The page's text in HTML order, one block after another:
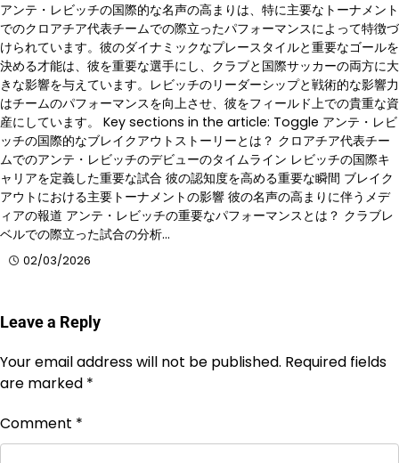
アンテ・レビッチの国際的な名声の高まりは、特に主要なトーナメント
でのクロアチア代表チームでの際立ったパフォーマンスによって特徴づ
けられています。彼のダイナミックなプレースタイルと重要なゴールを
決める才能は、彼を重要な選手にし、クラブと国際サッカーの両方に大
きな影響を与えています。レビッチのリーダーシップと戦術的な影響力
はチームのパフォーマンスを向上させ、彼をフィールド上での貴重な資
産にしています。 Key sections in the article: Toggle アンテ・レビ
ッチの国際的なブレイクアウトストーリーとは？ クロアチア代表チー
ムでのアンテ・レビッチのデビューのタイムライン レビッチの国際キ
ャリアを定義した重要な試合 彼の認知度を高める重要な瞬間 ブレイク
アウトにおける主要トーナメントの影響 彼の名声の高まりに伴うメデ
ィアの報道 アンテ・レビッチの重要なパフォーマンスとは？ クラブレ
ベルでの際立った試合の分析…
02/03/2026
Leave a Reply
Your email address will not be published. Required fields
are marked *
Comment *